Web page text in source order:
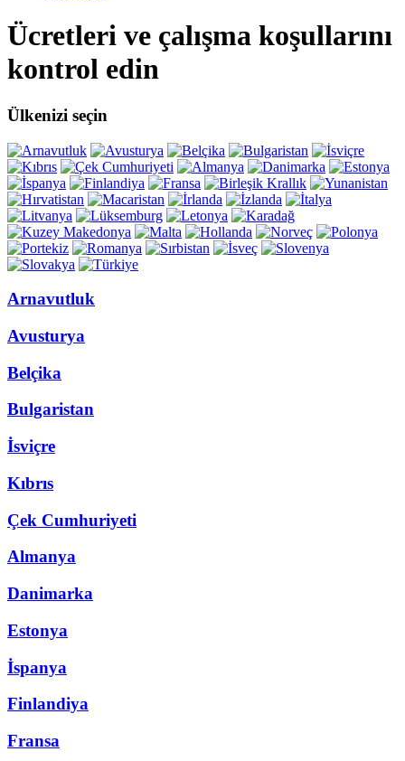
Ücretleri ve çalışma koşullarını
kontrol edin
Ülkenizi seçin
Arnavutluk
Avusturya
Belçika
Bulgaristan
İsviçre
Kıbrıs
Çek Cumhuriyeti
Almanya
Danimarka
Estonya
İspanya
Finlandiya
Fransa